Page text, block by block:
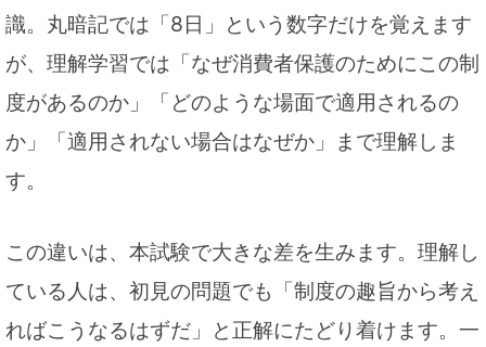
識。丸暗記では「8日」という数字だけを覚えます
が、理解学習では「なぜ消費者保護のためにこの制
度があるのか」「どのような場面で適用されるの
か」「適用されない場合はなぜか」まで理解しま
す。
この違いは、本試験で大きな差を生みます。理解し
ている人は、初見の問題でも「制度の趣旨から考え
ればこうなるはずだ」と正解にたどり着けます。一